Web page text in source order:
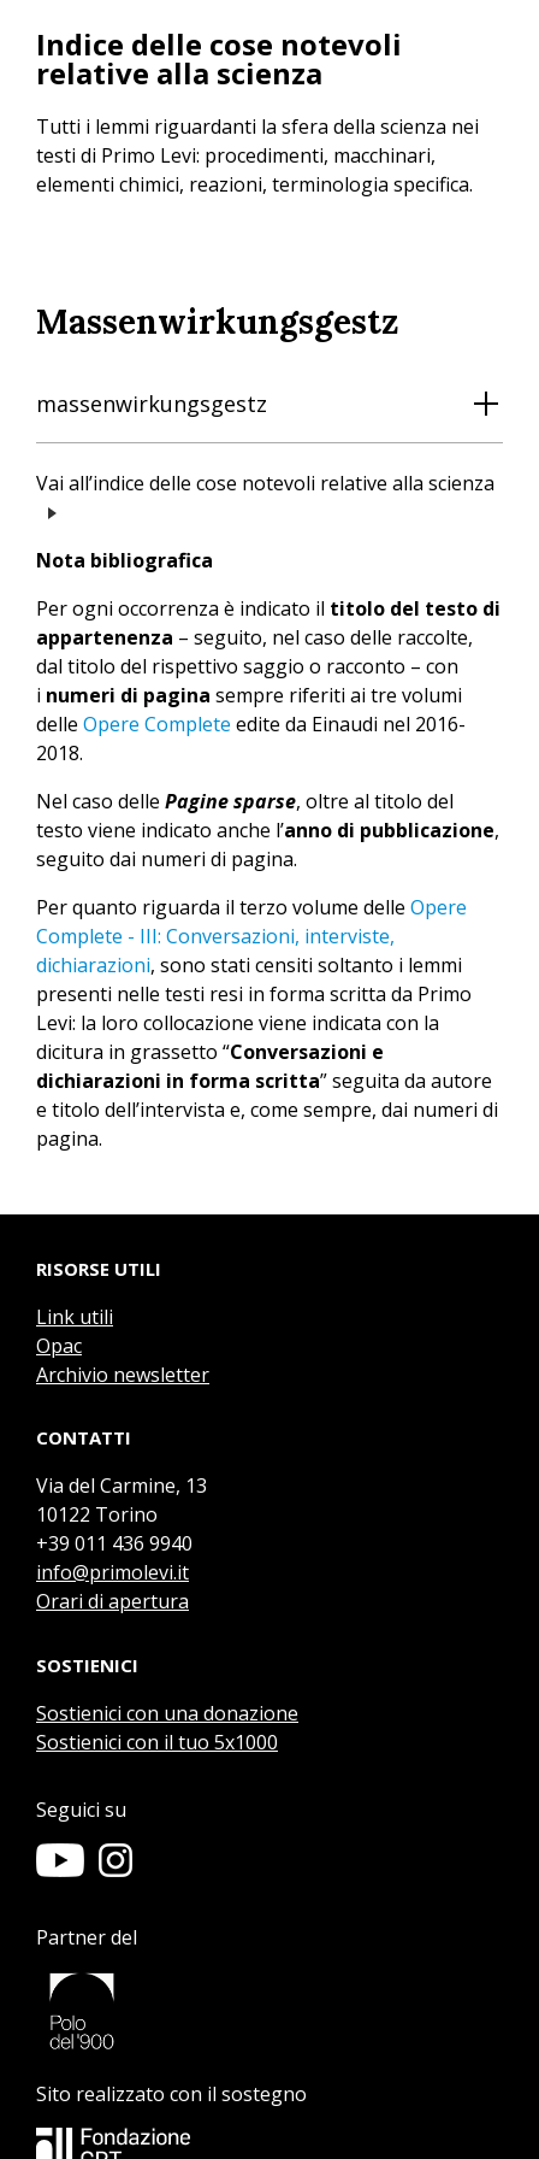
contenuto
Indice delle cose notevoli
relative alla scienza
Tutti i lemmi riguardanti la sfera della scienza nei
testi di Primo Levi: procedimenti, macchinari,
elementi chimici, reazioni, terminologia specifica.
Massenwirkungsgestz
massenwirkungsgestz
Vai all’indice delle cose notevoli relative alla scienza
Nota bibliografica
Per ogni occorrenza è indicato il titolo del testo di
appartenenza – seguito, nel caso delle raccolte,
dal titolo del rispettivo saggio o racconto – con
i numeri di pagina sempre riferiti ai tre volumi
delle Opere Complete edite da Einaudi nel 2016-
2018.
Nel caso delle Pagine sparse, oltre al titolo del
testo viene indicato anche l’anno di pubblicazione,
seguito dai numeri di pagina.
Per quanto riguarda il terzo volume delle Opere
Complete - III: Conversazioni, interviste,
dichiarazioni, sono stati censiti soltanto i lemmi
presenti nelle testi resi in forma scritta da Primo
Levi: la loro collocazione viene indicata con la
dicitura in grassetto “Conversazioni e
dichiarazioni in forma scritta” seguita da autore
e titolo dell’intervista e, come sempre, dai numeri di
pagina.
RISORSE UTILI
Link utili
Opac
Archivio newsletter
CONTATTI
Via del Carmine, 13
10122 Torino
+39 011 436 9940
info@primolevi.it
Orari di apertura
SOSTIENICI
Sostienici con una donazione
Sostienici con il tuo 5x1000
Seguici su
Partner del
Sito realizzato con il sostegno